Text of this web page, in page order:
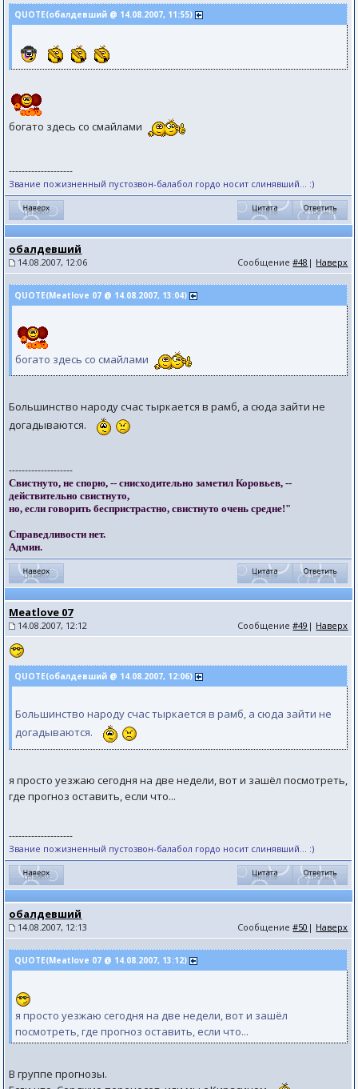
QUOTE(обалдевший @ 14.08.2007, 11:55)
богато здесь со смайлами
--------------------
Звание пожизненный пустозвон-балабол гордо носит слинявший... :)
обалдевший
14.08.2007, 12:06 Сообщение#48 | Наверх
QUOTE(Meatlove 07 @ 14.08.2007, 13:04)
богато здесь со смайлами
Большинство народу счас тыркается в рамб, а сюда зайти не
догадываются.
--------------------
Свистнуто, не спорю, -- снисходительно заметил Коровьев, --
действительно свистнуто,
но, если говорить беспристрастно, свистнуто очень средне!"
Справедливости нет.
Админ.
Meatlove 07
14.08.2007, 12:12 Сообщение#49 | Наверх
QUOTE(обалдевший @ 14.08.2007, 12:06)
Большинство народу счас тыркается в рамб, а сюда зайти не
догадываются.
я просто уезжаю сегодня на две недели, вот и зашёл посмотреть,
где прогноз оставить, если что...
--------------------
Звание пожизненный пустозвон-балабол гордо носит слинявший... :)
обалдевший
14.08.2007, 12:13 Сообщение#50 | Наверх
QUOTE(Meatlove 07 @ 14.08.2007, 13:12)
я просто уезжаю сегодня на две недели, вот и зашёл
посмотреть, где прогноз оставить, если что...
В группе прогнозы.